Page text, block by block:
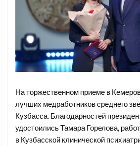
На торжественном приеме в
лучших медработников среднего
Кузбасса. Благодарностей
удостоились Тамара Горелова,
в Кузбасской клинической